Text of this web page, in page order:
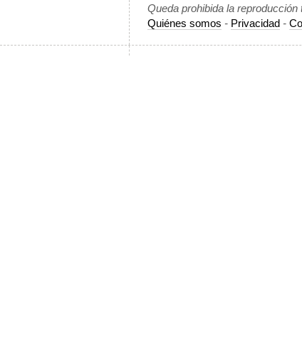
Queda prohibida la
Quiénes somos - Privacidad -